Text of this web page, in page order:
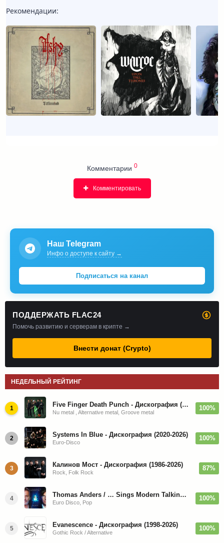
Рекомендации:
Комментарии 0
Комментировать
Наш Telegram
Инфо о доступе к сайту →
Подписаться на канал
ПОДДЕРЖАТЬ FLAC24
Помочь развитию и серверам в крипте →
Внести донат (Crypto)
НЕДЕЛЬНЫЙ РЕЙТИНГ
1 Five Finger Death Punch - Дискография (2008-2026)
Nu metal , Alternative metal, Groove metal
100%
2 Systems In Blue - Дискография (2020-2026)
Euro-Disco
100%
3 Калинов Мост - Дискография (1986-2026)
Rock, Folk Rock
87%
4 Thomas Anders / … Sings Modern Talking: The Best hi-res
Euro Disco, Pop
100%
5 Evanescence - Дискография (1998-2026)
Gothic Rock / Alternative
100%